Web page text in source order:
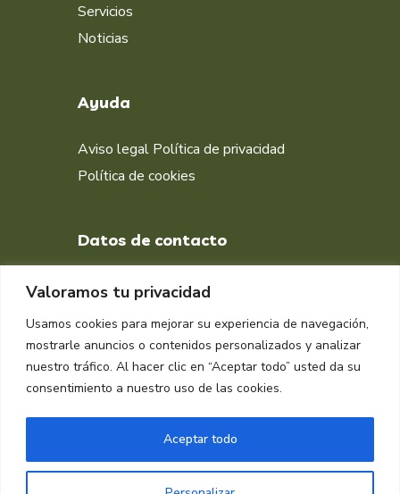
Valoramos tu privacidad
Usamos cookies para mejorar su experiencia de navegación,
mostrarle anuncios o contenidos personalizados y analizar
nuestro tráfico. Al hacer clic en “Aceptar todo” usted da su
consentimiento a nuestro uso de las cookies.
Aceptar todo
Servicios
Noticias
Ayuda
Aviso legal Política de privacidad
Política de cookies
Datos de contacto
DIRECCIÓN
Muelle isla Verde, Algeciras
11207, Cádiz